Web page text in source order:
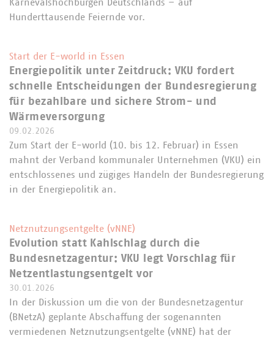
Karnevalshochburgen Deutschlands – auf
Hunderttausende Feiernde vor.
Start der E-world in Essen
Energiepolitik unter Zeitdruck: VKU fordert
schnelle Entscheidungen der Bundesregierung
für bezahlbare und sichere Strom- und
Wärmeversorgung
09.02.2026
Zum Start der E-world (10. bis 12. Februar) in Essen
mahnt der Verband kommunaler Unternehmen (VKU) ein
entschlossenes und zügiges Handeln der Bundesregierung
in der Energiepolitik an.
Netznutzungsentgelte (vNNE)
Evolution statt Kahlschlag durch die
Bundesnetzagentur: VKU legt Vorschlag für
Netzentlastungsentgelt vor
30.01.2026
In der Diskussion um die von der Bundesnetzagentur
(BNetzA) geplante Abschaffung der sogenannten
vermiedenen Netznutzungsentgelte (vNNE) hat der